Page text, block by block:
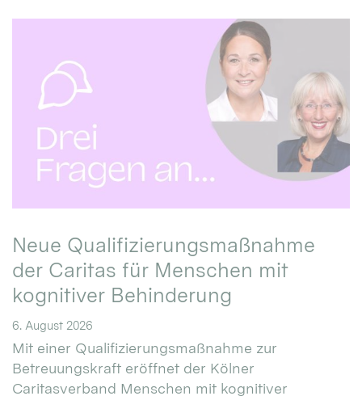
Neue Qualifizierungsmaßnahme
der Caritas für Menschen mit
kognitiver Behinderung
6. August 2026
Mit einer Qualifizierungsmaßnahme zur
Betreuungskraft eröffnet der Kölner
Caritasverband Menschen mit kognitiver